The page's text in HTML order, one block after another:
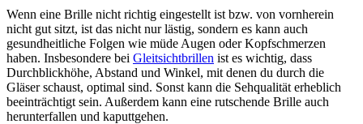
Wenn eine Brille nicht richtig eingestellt ist bzw. von vornherein
nicht gut sitzt, ist das nicht nur lästig, sondern es kann auch
gesundheitliche Folgen wie müde Augen oder Kopfschmerzen
haben. Insbesondere bei Gleitsichtbrillen ist es wichtig, dass
Durchblickhöhe, Abstand und Winkel, mit denen du durch die
Gläser schaust, optimal sind. Sonst kann die Sehqualität erheblich
beeinträchtigt sein. Außerdem kann eine rutschende Brille auch
herunterfallen und kaputtgehen.